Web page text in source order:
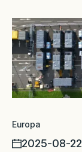
Europa
2025-08-22